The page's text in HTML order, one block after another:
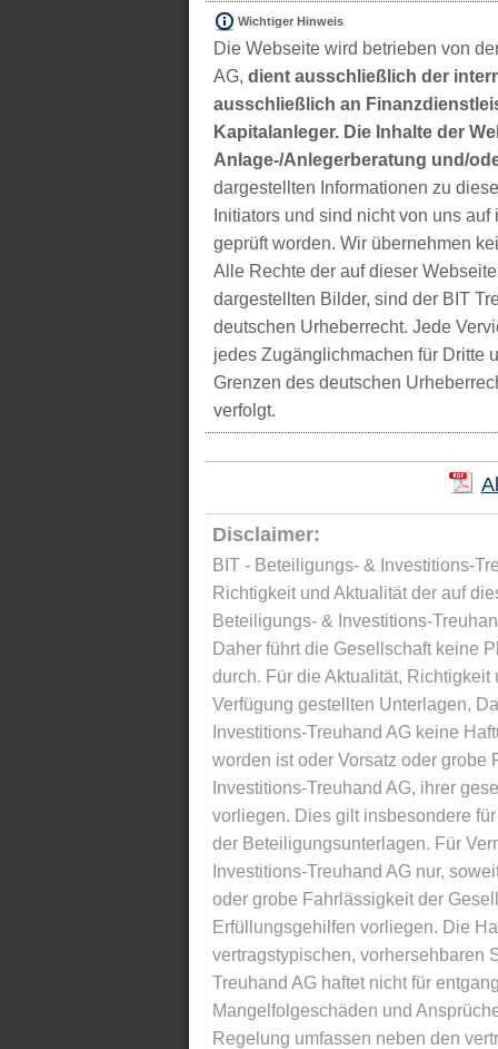
Wichtiger Hinweis
Die Webseite wird betrieben von
AG, dient ausschließlich der
ausschließlich an
Kapitalanleger. Die Inhalte der
Anlage-/Anlegerberatung und/
dargestellten Informationen zu
Initiators und sind nicht von uns
geprüft worden. Wir übernehmen
Alle Rechte der auf dieser
dargestellten Bilder, sind der BIT
deutschen Urheberrecht. Jede
jedes Zugänglichmachen für Dritte
Grenzen des deutschen
verfolgt.
Disclaimer:
BIT - Beteiligungs- & Investitions-
Richtigkeit und Aktualität der auf
Beteiligungs- & Investitions-
Daher führt die Gesellschaft keine
durch. Für die Aktualität,
Verfügung gestellten Unterlagen,
Investitions-Treuhand AG keine
worden ist oder Vorsatz oder
Investitions-Treuhand AG, ihrer
vorliegen. Dies gilt insbesondere
der Beteiligungsunterlagen. Für
Investitions-Treuhand AG nur,
oder grobe Fahrlässigkeit der
Erfüllungsgehilfen vorliegen. Die
vertragstypischen, vorhersehbaren
Treuhand AG haftet nicht für
Mangelfolgeschäden und
Regelung umfassen neben den